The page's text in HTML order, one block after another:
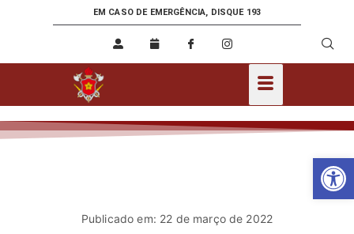
EM CASO DE EMERGÊNCIA, DISQUE 193
Publicado em: 22 de março de 2022